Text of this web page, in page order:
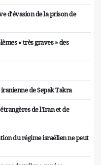
d'évasion de la prison de
« très graves » des
de Sepak Takra
de l'Iran et de
du régime israélien ne peut